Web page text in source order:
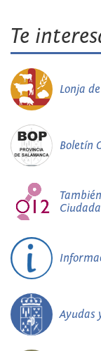
Te
Lonja
Boletín
Ayudas